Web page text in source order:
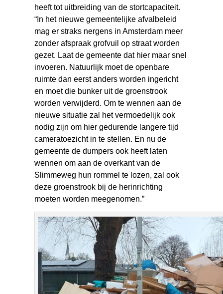
heeft tot uitbreiding van de stortcapaciteit.
“In het nieuwe gemeentelijke afvalbeleid
mag er straks nergens in Amsterdam meer
zonder afspraak grofvuil op straat worden
gezet. Laat de gemeente dat hier maar snel
invoeren. Natuurlijk moet de openbare
ruimte dan eerst anders worden ingericht
en moet die bunker uit de groenstrook
worden verwijderd. Om te wennen aan de
nieuwe situatie zal het vermoedelijk ook
nodig zijn om hier gedurende langere tijd
cameratoezicht in te stellen. En nu de
gemeente de dumpers ook heeft laten
wennen om aan de overkant van de
Slimmeweg hun rommel te lozen, zal ook
deze groenstrook bij de herinrichting
moeten worden meegenomen.”